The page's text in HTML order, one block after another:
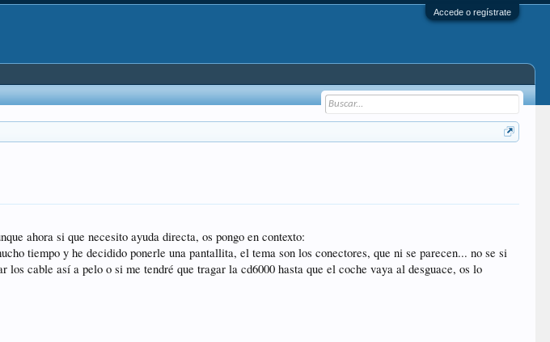
Accede o regístrate
ahora si que necesito ayuda directa, os pongo en contexto:
tiempo y he decidido ponerle una pantallita, el tema son los conectores, que ni se parecen... no se si
cable así a pelo o si me tendré que tragar la cd6000 hasta que el coche vaya al desguace, os lo